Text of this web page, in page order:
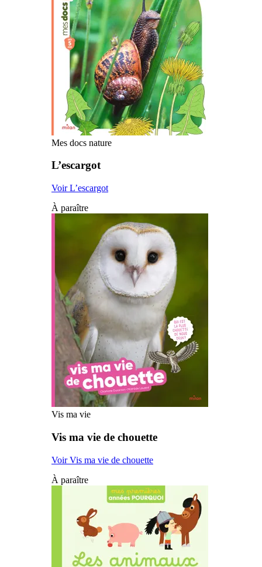
Mes docs nature
L’escargot
Voir L’escargot
À paraître
Vis ma vie
Vis ma vie de chouette
Voir Vis ma vie de chouette
À paraître